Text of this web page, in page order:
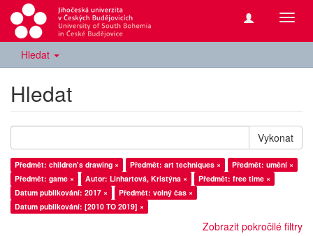
Hledat
Hledat
Vykonat
Předmět: children's drawing × Předmět: art techniques ×
Předmět: umění ×
Předmět: game ×
Autor: Linhartová, Kristýna ×
Předmět: free time ×
Datum publikování: 2017 ×
Předmět: volný čas ×
Datum publikování: [2010 TO 2019] ×
Zobrazit pokročilé filtry